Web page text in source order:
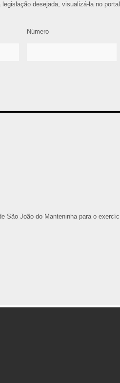
desejada, visualizá-la no
Número
São João do Manteninha para o